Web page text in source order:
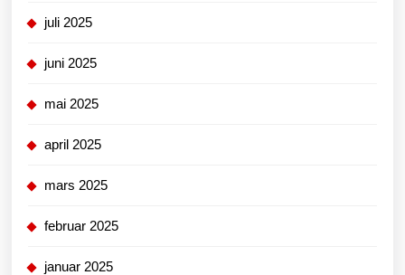
juli 2025
juni 2025
mai 2025
april 2025
mars 2025
februar 2025
januar 2025